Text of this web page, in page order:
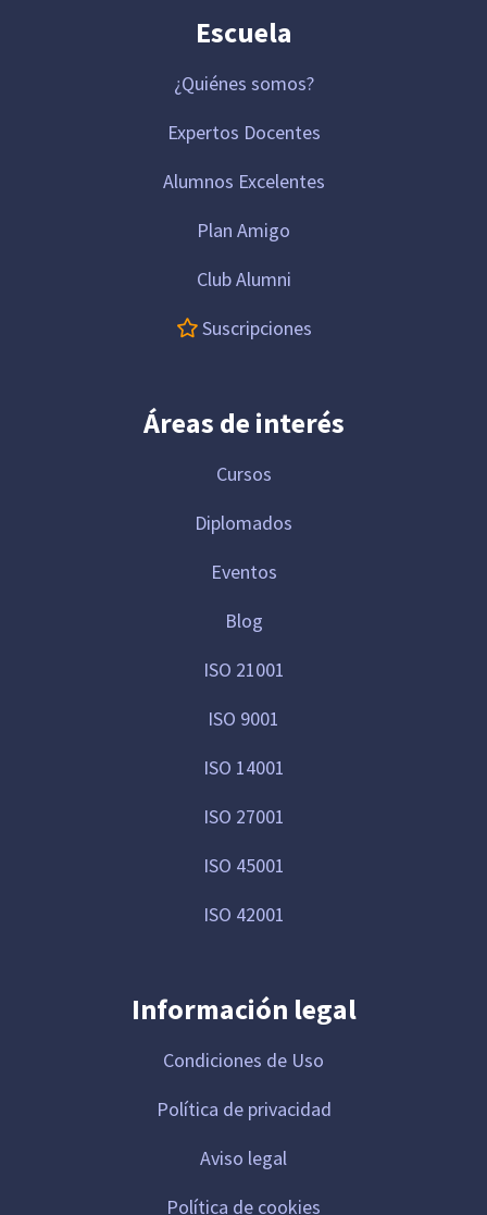
Escuela
¿Quiénes somos?
Expertos Docentes
Alumnos Excelentes
Plan Amigo
Club Alumni
Suscripciones
Áreas de interés
Cursos
Diplomados
Eventos
Blog
ISO 21001
ISO 9001
ISO 14001
ISO 27001
ISO 45001
ISO 42001
Información legal
Condiciones de Uso
Política de privacidad
Aviso legal
Política de cookies